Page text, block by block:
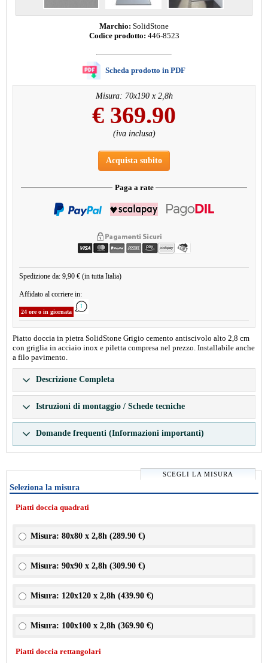
Marchio: SolidStone
Codice prodotto: 446-8523
Scheda prodotto in PDF
Misura: 70x190 x 2,8h
€ 369.90
(iva inclusa)
Acquista subito
Paga a rate
Spedizione da: 9,90 € (in tutta Italia)
Affidato al corriere in:
24 ore o in giornata
Piatto doccia in pietra SolidStone Grigio cemento antiscivolo alto 2,8 cm
con griglia in acciaio inox e piletta compresa nel prezzo. Installabile anche
a filo pavimento.
Descrizione Completa
Istruzioni di montaggio / Schede tecniche
Domande frequenti (Informazioni importanti)
SCEGLI LA MISURA
Seleziona la misura
Piatti doccia quadrati
Misura: 80x80 x 2,8h (289.90 €)
Misura: 90x90 x 2,8h (309.90 €)
Misura: 120x120 x 2,8h (439.90 €)
Misura: 100x100 x 2,8h (369.90 €)
Piatti doccia rettangolari